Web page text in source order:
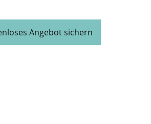
Angebot sichern